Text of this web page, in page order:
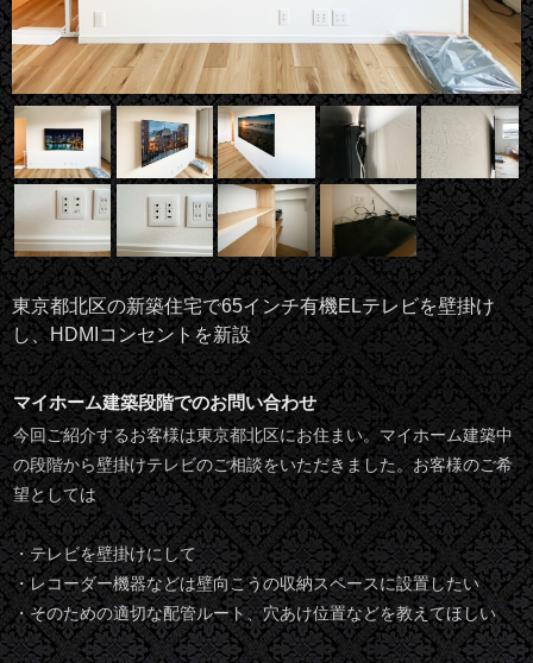
東京都北区の新築住宅で65インチ有機ELテレビを壁掛け
し、HDMIコンセントを新設
マイホーム建築段階でのお問い合わせ
今回ご紹介するお客様は東京都北区にお住まい。マイホーム建築中
の段階から壁掛けテレビのご相談をいただきました。お客様のご希
望としては
・テレビを壁掛けにして
・レコーダー機器などは壁向こうの収納スペースに設置したい
・そのための適切な配管ルート、穴あけ位置などを教えてほしい